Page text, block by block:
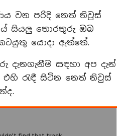
වන පරිදි නෙත් නිවුස්
සියලු තොරතුරු ඔබ
යොදා ඇත්තේ.
සඳහා අප දැන්
රැඳී සිටින නෙත් නිවුස්